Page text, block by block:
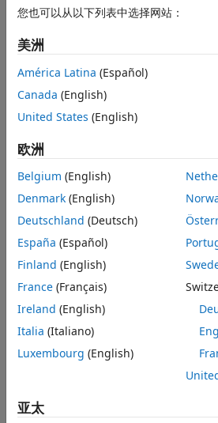
数学
算术运算
MATLAB
数学
线性代数
pagectranspose
本页内容
语法
输入参量
详细信息
提示
扩展功能
版本历史记录
Y = pagectranspose(X)
说明
Y = pagectranspose(
输出
的每页均为
中所示。
示例
全部折叠
转置复数 N 维数组的页
创建一个三维复数数组
数组每页的复共轭转置。
r = repelem(1:3,3,1);
您也可以从以下列表中选择网站：
美洲
América Latina (Español)
Canada (English)
United States (English)
欧洲
Belgium (English)
Denmark (English)
Deutschland (Deutsch)
España (Español)
Finland (English)
France (Français)
Ireland (English)
Italia (Italiano)
Luxembourg (English)
亚太